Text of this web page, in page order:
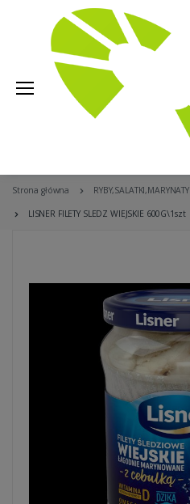
Strona główna RYBY,SALATKI,MARYNATY
LISNER FILETY SLEDZ WIEJSKIE 600G\1szt